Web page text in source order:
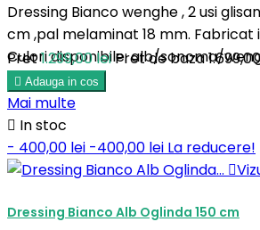
Dressing Bianco wenghe , 2 usi
cm ,pal melaminat 18 mm. Fabricat
Culori disponibile: alb/sonoma/
Pret1.299,00 leiPret de baza
 Adauga in cos
Mai multe
 In stoc
- 400,00 lei -400,00 lei La reducere!

Dressing Bianco Alb Oglinda 150 cm